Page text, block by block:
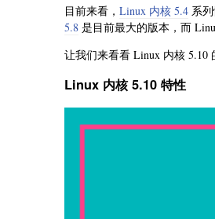
目前来看， Linux 内核 5.4 系
5.8 是目前最大的版本，而
让我们来看看 Linux 内核 5.10
Linux 内核 5.10 特性